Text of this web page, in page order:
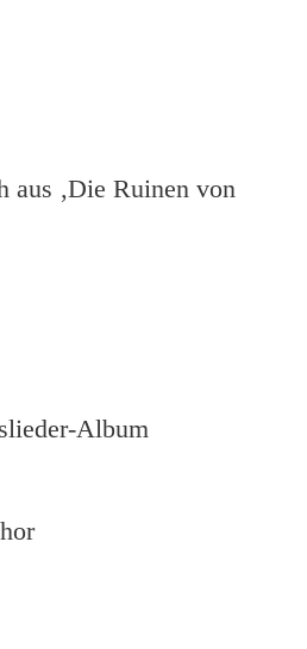
aus ‚Die Ruinen von
Album